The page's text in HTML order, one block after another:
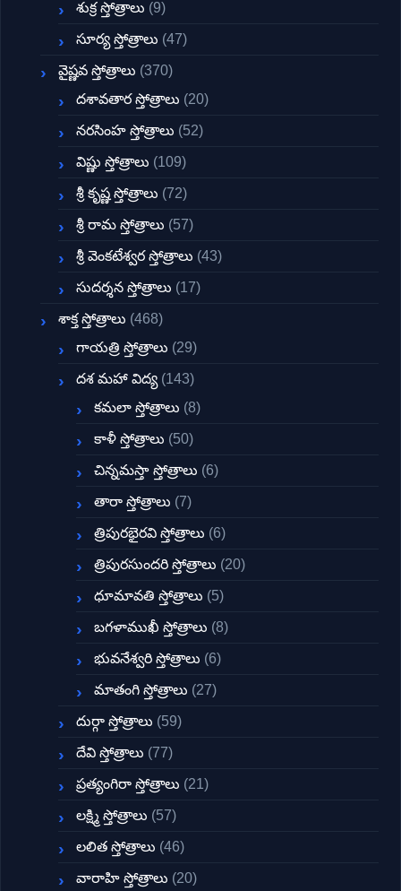
శుక్ర స్తోత్రాలు (9)
సూర్య స్తోత్రాలు (47)
వైష్ణవ స్తోత్రాలు (370)
దశావతార స్తోత్రాలు (20)
నరసింహ స్తోత్రాలు (52)
విష్ణు స్తోత్రాలు (109)
శ్రీ కృష్ణ స్తోత్రాలు (72)
శ్రీ రామ స్తోత్రాలు (57)
శ్రీ వెంకటేశ్వర స్తోత్రాలు (43)
సుదర్శన స్తోత్రాలు (17)
శాక్త స్తోత్రాలు (468)
గాయత్రి స్తోత్రాలు (29)
దశ మహా విద్య (143)
కమలా స్తోత్రాలు (8)
కాళీ స్తోత్రాలు (50)
చిన్నమస్తా స్తోత్రాలు (6)
తారా స్తోత్రాలు (7)
త్రిపురభైరవి స్తోత్రాలు (6)
త్రిపురసుందరి స్తోత్రాలు (20)
ధూమావతి స్తోత్రాలు (5)
బగళాముఖీ స్తోత్రాలు (8)
భువనేశ్వరి స్తోత్రాలు (6)
మాతంగి స్తోత్రాలు (27)
దుర్గా స్తోత్రాలు (59)
దేవి స్తోత్రాలు (77)
ప్రత్యంగిరా స్తోత్రాలు (21)
లక్ష్మి స్తోత్రాలు (57)
లలిత స్తోత్రాలు (46)
వారాహి స్తోత్రాలు (20)